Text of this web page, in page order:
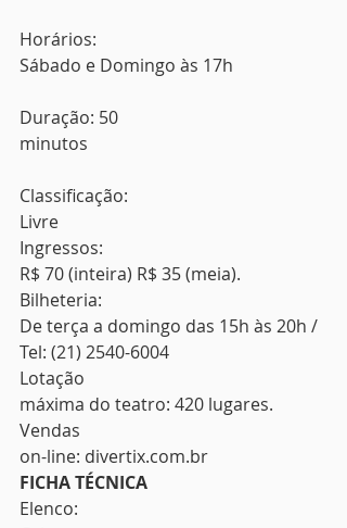
Horários:
Sábado e Domingo às 17h
Duração: 50
minutos
Classificação:
Livre
Ingressos:
R$ 70 (inteira) R$ 35 (meia).
Bilheteria:
De terça a domingo das 15h às 20h /
Tel: (21) 2540-6004
Lotação
máxima do teatro: 420 lugares.
Vendas
on-line: divertix.com.br
FICHA TÉCNICA
Elenco: